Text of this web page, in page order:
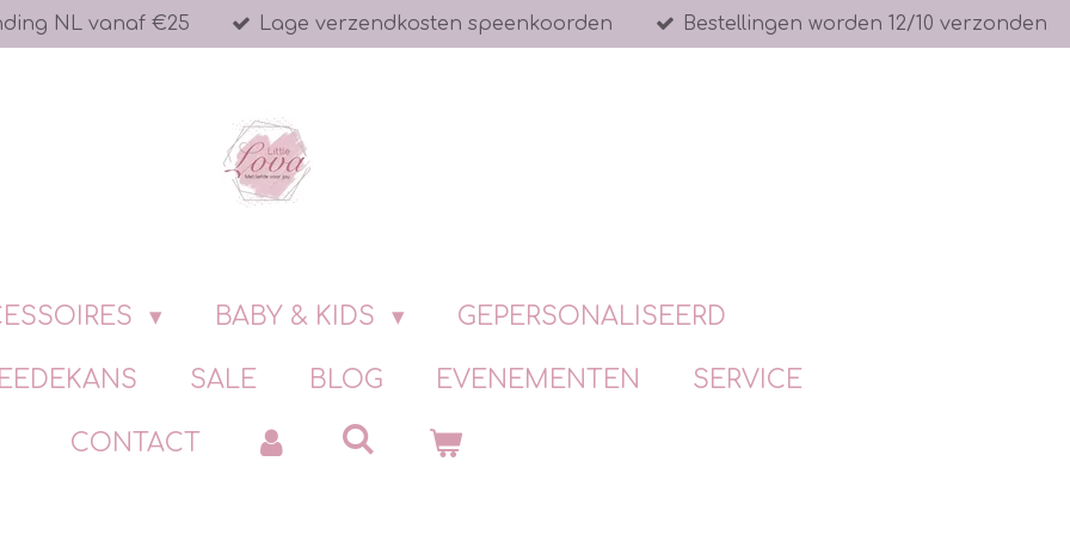
NL vanaf €25 Lage verzendkosten speenkoorden Bestellingen worden 12/10 verzonden
BABY & KIDS GEPERSONALISEERD
SALE BLOG EVENEMENTEN SERVICE
CONTACT